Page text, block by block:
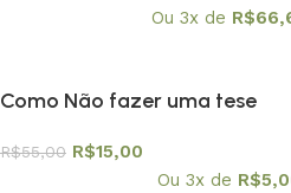
Ou 3x de R$
Como Não fazer uma tese
R$55,00 R$15,00
Ou 3x de R$